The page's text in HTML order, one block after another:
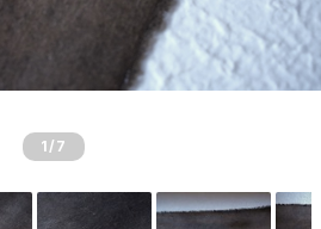
1 /7